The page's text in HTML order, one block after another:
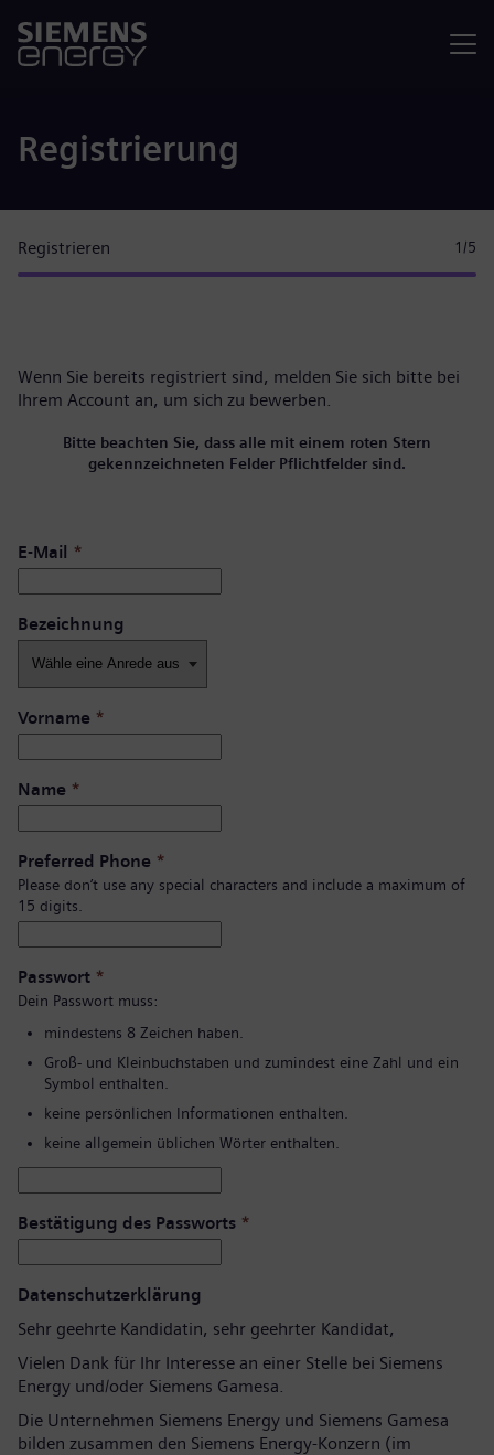
Registrierung
Registrieren 1 /5
Wenn Sie bereits registriert sind, melden Sie sich bitte bei
Ihrem Account an, um sich zu bewerben.
Bitte beachten Sie, dass alle mit einem roten Stern
gekennzeichneten Felder Pflichtfelder sind.
E-Mail *
Bezeichnung
Vorname *
Name *
Preferred Phone *
Please don’t use any special characters and include a maximum of
15 digits.
Passwort *
Dein Passwort muss:
mindestens 8 Zeichen haben.
Groß- und Kleinbuchstaben und zumindest eine Zahl und ein
Symbol enthalten.
keine persönlichen Informationen enthalten.
keine allgemein üblichen Wörter enthalten.
Bestätigung des Passworts *
Datenschutzerklärung
Sehr geehrte Kandidatin, sehr geehrter Kandidat,
Vielen Dank für Ihr Interesse an einer Stelle bei Siemens
Energy und/oder Siemens Gamesa.
Die Unternehmen Siemens Energy und Siemens Gamesa
bilden zusammen den Siemens Energy-Konzern (im